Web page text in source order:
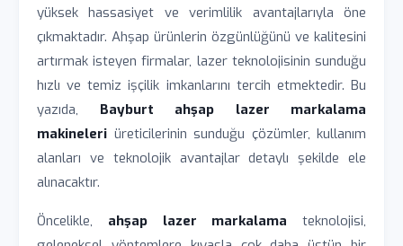
yüksek hassasiyet ve verimlilik avantajlarıyla öne
çıkmaktadır. Ahşap ürünlerin özgünlüğünü ve kalitesini
artırmak isteyen firmalar, lazer teknolojisinin sunduğu
hızlı ve temiz işçilik imkanlarını tercih etmektedir. Bu
yazıda, Bayburt ahşap lazer markalama
makineleri üreticilerinin sunduğu çözümler, kullanım
alanları ve teknolojik avantajlar detaylı şekilde ele
alınacaktır.
Öncelikle, ahşap lazer markalama teknolojisi,